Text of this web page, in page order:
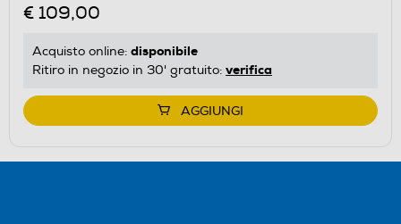
€ 109,00
Acquisto online: disponibile
Ritiro in negozio in 30' gratuito: verifica
AGGIUNGI